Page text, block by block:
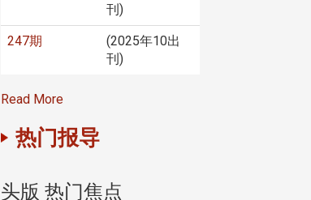
刊)
247期
(2025年10出
刊)
Read More
热门报导
头版 热门焦点